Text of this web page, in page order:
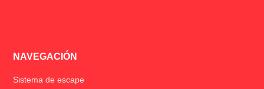
NAVEGACIÓN
Sistema de escape